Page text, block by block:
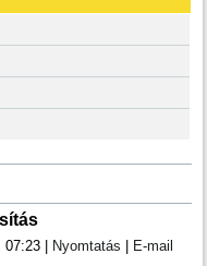
07:23 Nyomtatás E-mail